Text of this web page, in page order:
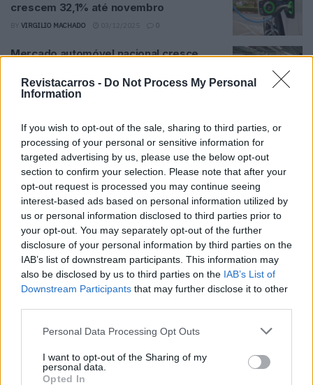
Revistacarros - Do Not Process My Personal
Information
If you wish to opt-out of the sale, sharing to third parties, or
processing of your personal or sensitive information for
targeted advertising by us, please use the below opt-out
section to confirm your selection. Please note that after your
opt-out request is processed you may continue seeing
interest-based ads based on personal information utilized by
us or personal information disclosed to third parties prior to
your opt-out. You may separately opt-out of the further
disclosure of your personal information by third parties on the
IAB’s list of downstream participants. This information may
also be disclosed by us to third parties on the IAB’s List of
Downstream Participants that may further disclose it to other
Personal Data Processing Opt Outs
I want to opt-out of the Sharing of my
personal data.
Opted In
crescem 32,1% até novembro
VIRGILIO MACHADO 0
Mercado automóvel nacional cresce
VIRGILIO MACHADO 02/12/2025 0
crescem 33,2% até outubro
VIRGILIO MACHADO 04/11/2025 0
Mercado automóvel nacional cresce
6,8% até outubro
VIRGILIO MACHADO 04/11/2025 0
Trending Comments Latest
Este é um Porsche 911 Carrera RS 2.7 Safari
nada assim!